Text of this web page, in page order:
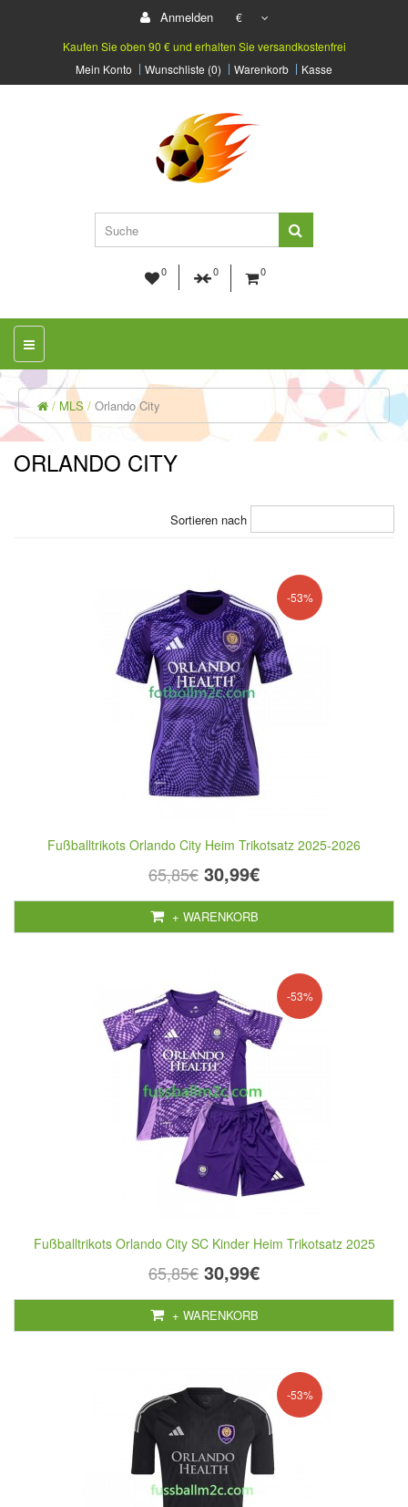
Anmelden
€
Kaufen Sie oben 90 € und erhalten Sie versandkostenfrei
Mein Konto
Wunschliste (0) Warenkorb Kasse
0 0 0
MLS Orlando City
ORLANDO CITY
Sortieren nach
-53%
Fußballtrikots Orlando City Heim Trikotsatz 2025-2026
65,85€ 30,99€
+ WARENKORB
-53%
Fußballtrikots Orlando City SC Kinder Heim Trikotsatz 2025
65,85€ 30,99€
+ WARENKORB
-53%